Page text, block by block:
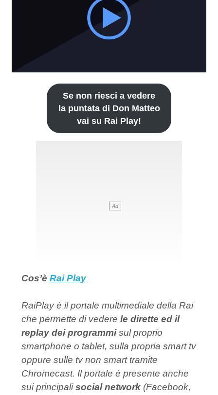
Se non riesci a vedere
la puntata di Don Matteo
vai su Rai Play!
Cos’è Rai Play
RaiPlay è il portale multimediale della Rai
che permette di vedere le dirette ed il
replay dei programmisul proprio
smartphone o tablet, sulla propria smart tv
oppure sulle tv non smart tramite
Chromecast. Il portale è presente anche
sui principalisocial network (Facebook,